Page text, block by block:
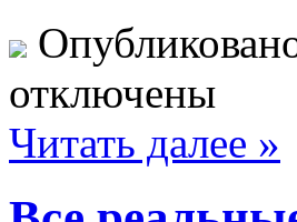
отключены
Читать далее »